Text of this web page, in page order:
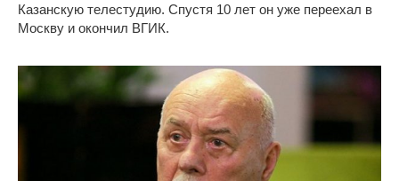
Казанскую телестудию. Спустя 10 лет он уже переехал в
Москву и окончил ВГИК.